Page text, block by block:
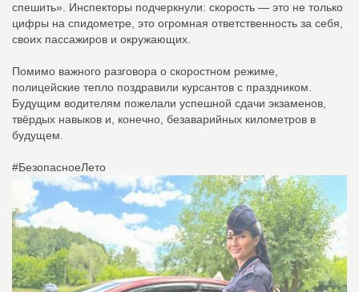
спешить». Инспекторы подчеркнули: скорость — это не только
цифры на спидометре, это огромная ответственность за себя,
своих пассажиров и окружающих.
Помимо важного разговора о скоростном режиме,
полицейские тепло поздравили курсантов с праздником.
Будущим водителям пожелали успешной сдачи экзаменов,
твёрдых навыков и, конечно, безаварийных километров в
будущем.
#БезопасноеЛето